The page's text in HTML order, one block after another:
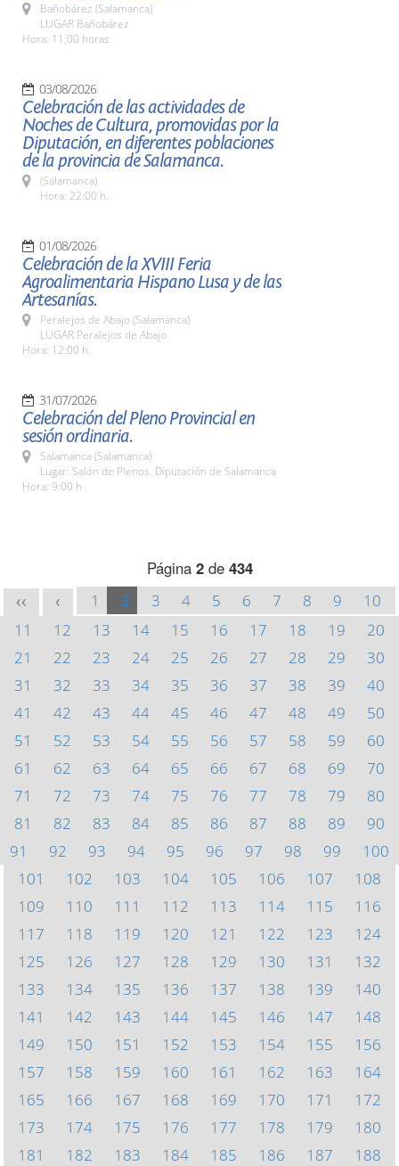
Bañobárez (Salamanca)
LUGAR Bañobárez
Hora: 11,00 horas
03/08/2026
Celebración de las actividades de
Noches de Cultura, promovidas por la
Diputación, en diferentes poblaciones
de la provincia de Salamanca.
(Salamanca)
Hora: 22:00 h.
01/08/2026
Celebración de la XVIII Feria
Agroalimentaria Hispano Lusa y de las
Artesanías.
Peralejos de Abajo (Salamanca)
LUGAR Peralejos de Abajo
Hora: 12:00 h.
31/07/2026
Celebración del Pleno Provincial en
sesión ordinaria.
Salamanca (Salamanca)
Lugar: Salón de Plenos. Diputación de Salamanca
Hora: 9:00 h
Página 2de 434
<< < 1 2 3 4 5 6 7 8 9
10
11
12 13 14 15 16 17 18 19
20
21
22 23 24 25 26 27 28 29
30
31
32 33 34 35 36 37 38 39
40
41
42 43 44 45 46 47 48 49
50
51
52 53 54 55 56 57 58 59
60
61
62 63 64 65 66 67 68 69
70
71
72 73 74 75 76 77 78 79
80
81
82 83 84 85 86 87 88 89
90
91
92 93 94 95 96 97 98 99
100
101
102 103 104 105 106 107
108
109
110 111 112 113 114 115
116
117
118 119 120 121 122 123
124
125
126 127 128 129 130 131
132
133
134 135 136 137 138 139
140
141
142 143 144 145 146 147
148
149
150 151 152 153 154 155
156
157
158 159 160 161 162 163
164
165
166 167 168 169 170 171
172
173
174 175 176 177 178 179
180
181
182 183 184 185 186 187
188